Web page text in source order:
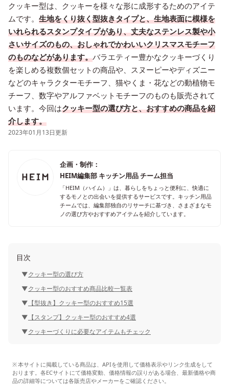
クッキー型は、クッキーを様々な形に成形するためのアイテ
ムです。 生地をくり抜く型抜きタイプと、生地表面に模様を
いれられるスタンプタイプがあり、丈夫なステンレス製や小
さいサイズのもの、おしゃれでかわいいクリスマスモチーフ
のものなどがあります。バラエティー豊かなクッキーづくり
を楽しめる複数個セットの商品や、スヌーピーやディズニー
などのキャラクターモチーフ、猫やくま・花などの動植物モ
チーフ、数字やアルファベットモチーフのものも販売されて
います。今回はクッキー型の選び方と、おすすめの商品を紹
介します。
2023年01月13日更新
企画・制作：
HEIM編集部 キッチン用品 チーム担当
「HEIM（ハイム）」は、暮らしをちょっと便利に、快適に
するモノとの出会いを提供するサービスです。キッチン用品
チームでは、編集部独自のリサーチに基づき、さまざまなモ
ノの選び方やおすすめアイテムを紹介しています。
目次
クッキー型の選び方
クッキー型のおすすめ商品比較一覧表
【型抜き】クッキー型のおすすめ15選
【スタンプ】クッキー型のおすすめ4選
クッキーづくりに必要なアイテムもチェック
本サイトに掲載している商品は、APIを使用して価格表示やリンク生成をして
おります。各ECサイトにて価格変動、価格情報の誤りがある場合、最新価格や商
品の詳細等については各販売店やメーカーをご確認ください。